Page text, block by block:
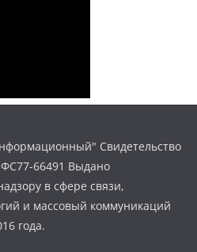
Свидетельство
66491 Выдано
в сфере связи,
и массовый коммуникаций
года.